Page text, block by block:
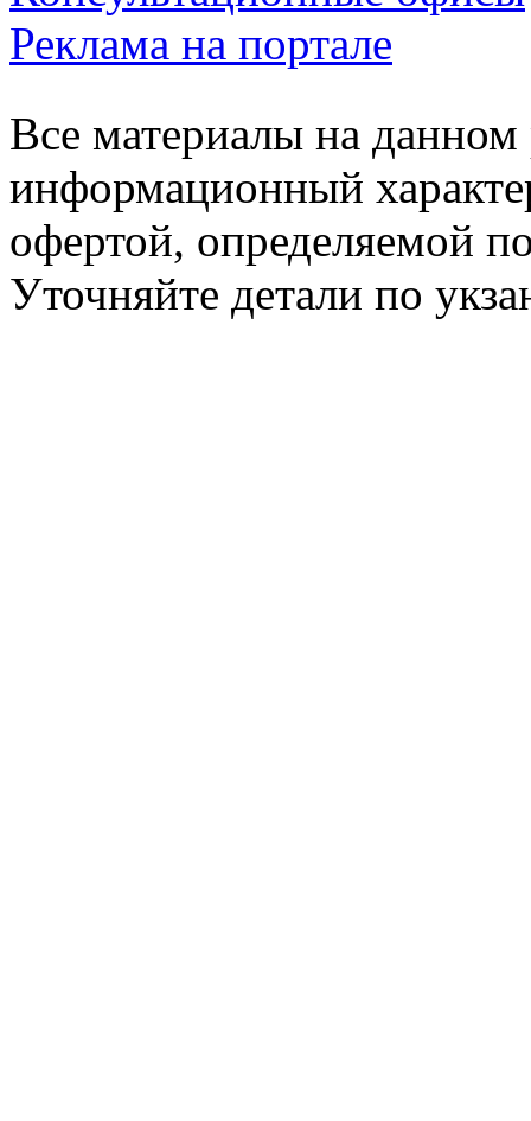
Реклама на портале
Все материалы на данном
информационный
офертой, определяемой
Уточняйте детали по